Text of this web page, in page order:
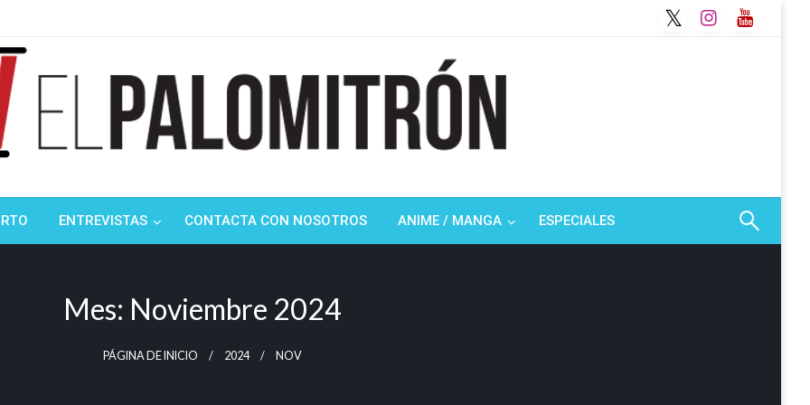
ENTREVISTAS CONTACTA CON NOSOTROS ANIME / MANGA ESPECIALES
Mes: Noviembre 2024
PÁGINA DE INICIO 2024 NOV